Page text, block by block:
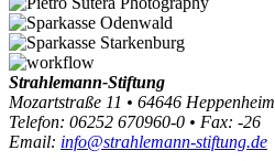
Strahlemann-Stiftung
Mozartstraße 11 • 64646 Heppenheim
Telefon: 06252 670960-0 • Fax: -26
Email: info@strahlemann-stiftung.de